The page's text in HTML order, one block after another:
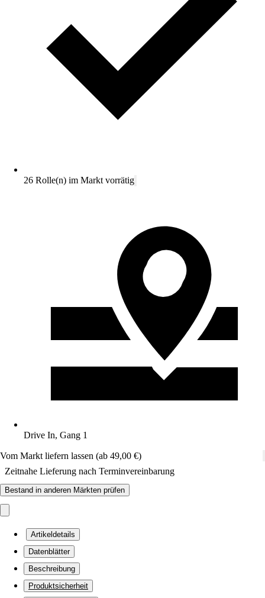
26 Rolle(n) im Markt vorrätig
Drive In, Gang 1
Vom Markt liefern lassen (ab 49,00 €)
Zeitnahe Lieferung nach Terminvereinbarung
Bestand in anderen Märkten prüfen
Artikeldetails
Datenblätter
Beschreibung
Produktsicherheit